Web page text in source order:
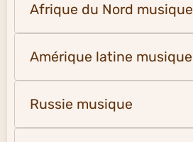
Afrique du Nord musique
Amérique latine musique
Russie musique